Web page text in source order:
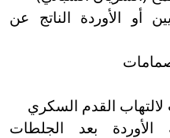
أو الأوردة الناتج عن
القدم السكري
الأوردة بعد الجلطات